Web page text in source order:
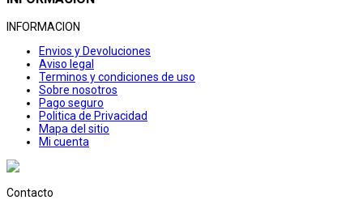
INFORMACION
Envios y Devoluciones
Aviso legal
Terminos y condiciones de uso
Sobre nosotros
Pago seguro
Politica de Privacidad
Mapa del sitio
Mi cuenta
Contacto